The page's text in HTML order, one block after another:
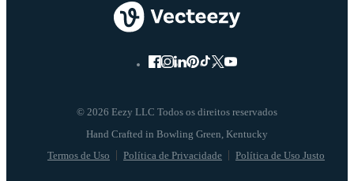
© 2026 Eezy LLC Todos os direitos reservados
Termos de Uso Política de Privacidade Política de Uso Justo